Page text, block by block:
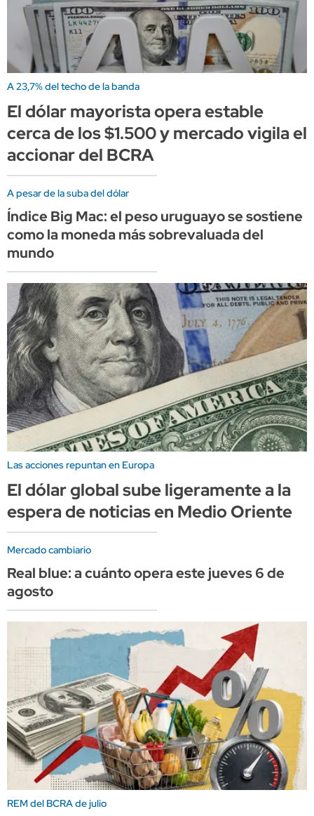
A 23,7% del techo de la banda
El dólar mayorista opera estable
cerca de los $1.500 y mercado vigila el
accionar del BCRA
A pesar de la suba del dólar
Índice Big Mac: el peso uruguayo se sostiene
como la moneda más sobrevaluada del
mundo
Las acciones repuntan en Europa
El dólar global sube ligeramente a la
espera de noticias en Medio Oriente
Mercado cambiario
Real blue: a cuánto opera este jueves 6 de
agosto
REM del BCRA de julio